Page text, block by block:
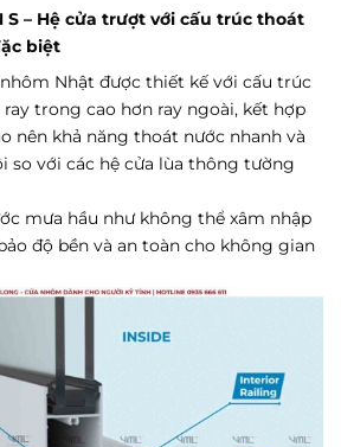
S – Hệ cửa trượt với cấu trúc thoát
biệt
Nhật được thiết kế với cấu trúc
trong cao hơn ray ngoài, kết hợp
nên khả năng thoát nước nhanh và
so với các hệ cửa lùa thông tường
mưa hầu như không thể xâm nhập
độ bền và an toàn cho không gian